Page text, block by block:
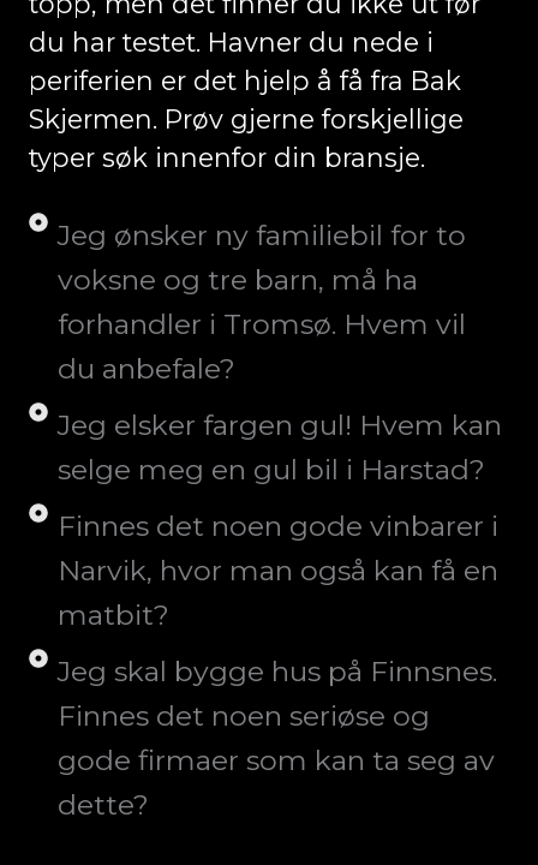
du har testet. Havner du nede i
periferien er det hjelp å få fra Bak
Skjermen. Prøv gjerne forskjellige
typer søk innenfor din bransje.
Jeg ønsker ny familiebil for to
voksne og tre barn, må ha
forhandler i Tromsø. Hvem vil
du anbefale?
Jeg elsker fargen gul! Hvem kan
selge meg en gul bil i Harstad?
Finnes det noen gode vinbarer i
Narvik, hvor man også kan få en
matbit?
Jeg skal bygge hus på Finnsnes.
Finnes det noen seriøse og
gode firmaer som kan ta seg av
dette?